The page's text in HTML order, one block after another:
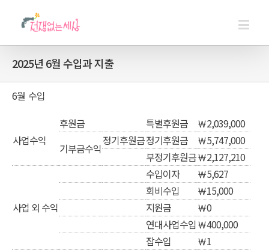
2025년 6월 수입과 지출
6월 수입
사업수익
후원금 특별후원금
￦2,039,000
기부금수익
정기후원금정기후원금
￦5,747,000
부정기후원금￦2,127,210
사업 외 수익
수입이자
￦5,627
회비수입
￦15,000
지원금
￦0
연대사업수입￦400,000
잡수입
￦1